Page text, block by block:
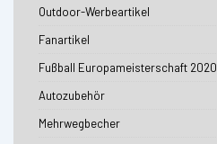
Outdoor-Werbeartikel
Fanartikel
Fußball Europameisterschaft 2020
Autozubehör
Mehrwegbecher